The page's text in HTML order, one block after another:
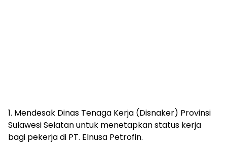
1. Mendesak Dinas Tenaga Kerja (Disnaker) Provinsi
Sulawesi Selatan untuk menetapkan status kerja
bagi pekerja di PT. Elnusa Petrofin.